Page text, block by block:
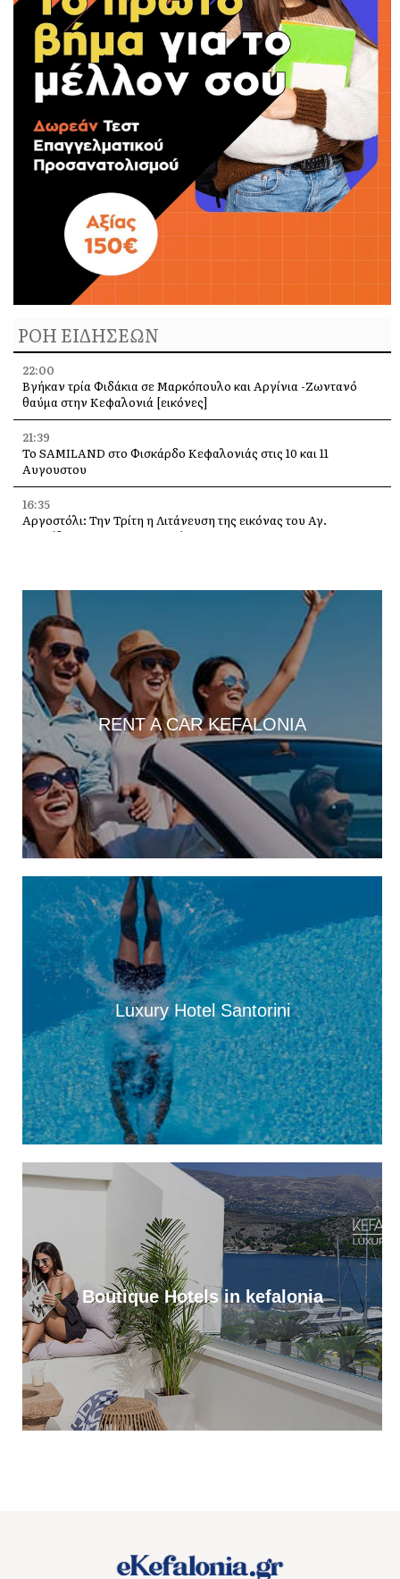
ΡΟΗ ΕΙΔΗΣΕΩΝ
22:00
Βγήκαν τρία Φιδάκια σε Μαρκόπουλο και Αργίνια -Ζωντανό
θαύμα στην Κεφαλονιά [εικόνες]
21:39
Το SAMILAND στο Φισκάρδο Κεφαλονιάς στις 10 και 11
Αυγουστου
16:35
Αργοστόλι: Την Τρίτη η Λιτάνευση της εικόνας του Αγ.
Σπυρίδωνα για τους σεισμούς του 53
Η Ελένη Μενεγάκη στο Φισκάρδο, στο εστιατόριο της Τασίας
13:40
Γιάννης Τρεπεκλής: Τιμή στη μνήμη του Αθανασίου Μπεσλεμέ
και σε όσους δίνουν τη μάχη με τις φλόγες
13:35
Δημήτρης Μπάσης στην Αγία Ευφημία: Μεγάλη συναυλία με
ελεύθερη είσοδο στις 12 Αυγούστου
13:30
Οι εκδηλώσεις στον Δήμο Αργοστολίου το τριήμερο 7, 8 και 9
Αυγούστου
13:28
Ένα μεγάλο «ευχαριστώ» στα Νοσοκομεία Κεφαλονιάς –
«Στάθηκαν δίπλα μας σε μια πολύ δύσκολη στιγμή»
Στον “εθνικό κήρυκα” η αυθεντική πλευρά του νησιού. Από
Φτέρη και Κουτσουπιά μέχρι Κουρκουμελάτα, Αίνο και
παραδοσιακά πανηγύρια
13:10
Τα άλογα του Αίνου, σύμμαχοι στην αντιμετώπιση της
13:04
Παράσταση Καραγκιόζη την Παρασκευή 7 Αυγούστου, στα
Τουλιάτα Ερίσου
12:49
Παραδοσιακό πανηγύρι στις 8 Αυγούστου, στον Άγιο Νικόλαο
Ελειού-Πρόννων
12:49
Πρωτοφανής προσέλευση 3.500 ατόμων «βούλιαξε» τον Πόρο
Κεφαλονιάς στο πανηγύρι του Σωτήρος!
12:36
Απονομή υποτροφιών, από το Ίδρυμα Αδελφών Στυλιανού
Τυπάλδου [εικόνες]
12:24
Απόψε, ποιητική βραδιά από τον Πολιτιστικό Σύλλογο “Το
Πυργί”, στο Τσακαρισιάνο
11:56
Αντίστροφη μέτρηση για το Μουσικό Φεστιβάλ “PALI EKEI”, στο
Ληξούρι. Αναλυτικό timeline
RENT A CAR KEFALONIA
Luxury Hotel Santorini
Boutique Hotels in kefalonia